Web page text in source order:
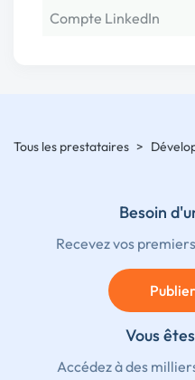
Compte LinkedIn
Tous les prestataires >
Besoin
Recevez vos
Vous
Accédez à des